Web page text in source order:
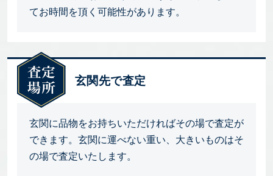
てお時間を頂く可能性があります。
玄関先で査定
玄関に品物をお持ちいただければその場で査定が
できます。玄関に運べない重い、大きいものはそ
の場で査定いたします。